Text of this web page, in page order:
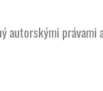
autorskými